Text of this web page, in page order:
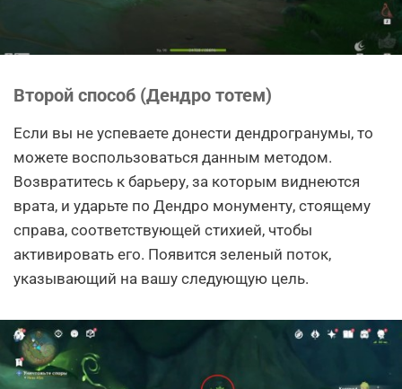
Второй способ (Дендро тотем)
Если вы не успеваете донести дендрогранумы, то
можете воспользоваться данным методом.
Возвратитесь к барьеру, за которым виднеются
врата, и ударьте по Дендро монументу, стоящему
справа, соответствующей стихией, чтобы
активировать его. Появится зеленый поток,
указывающий на вашу следующую цель.